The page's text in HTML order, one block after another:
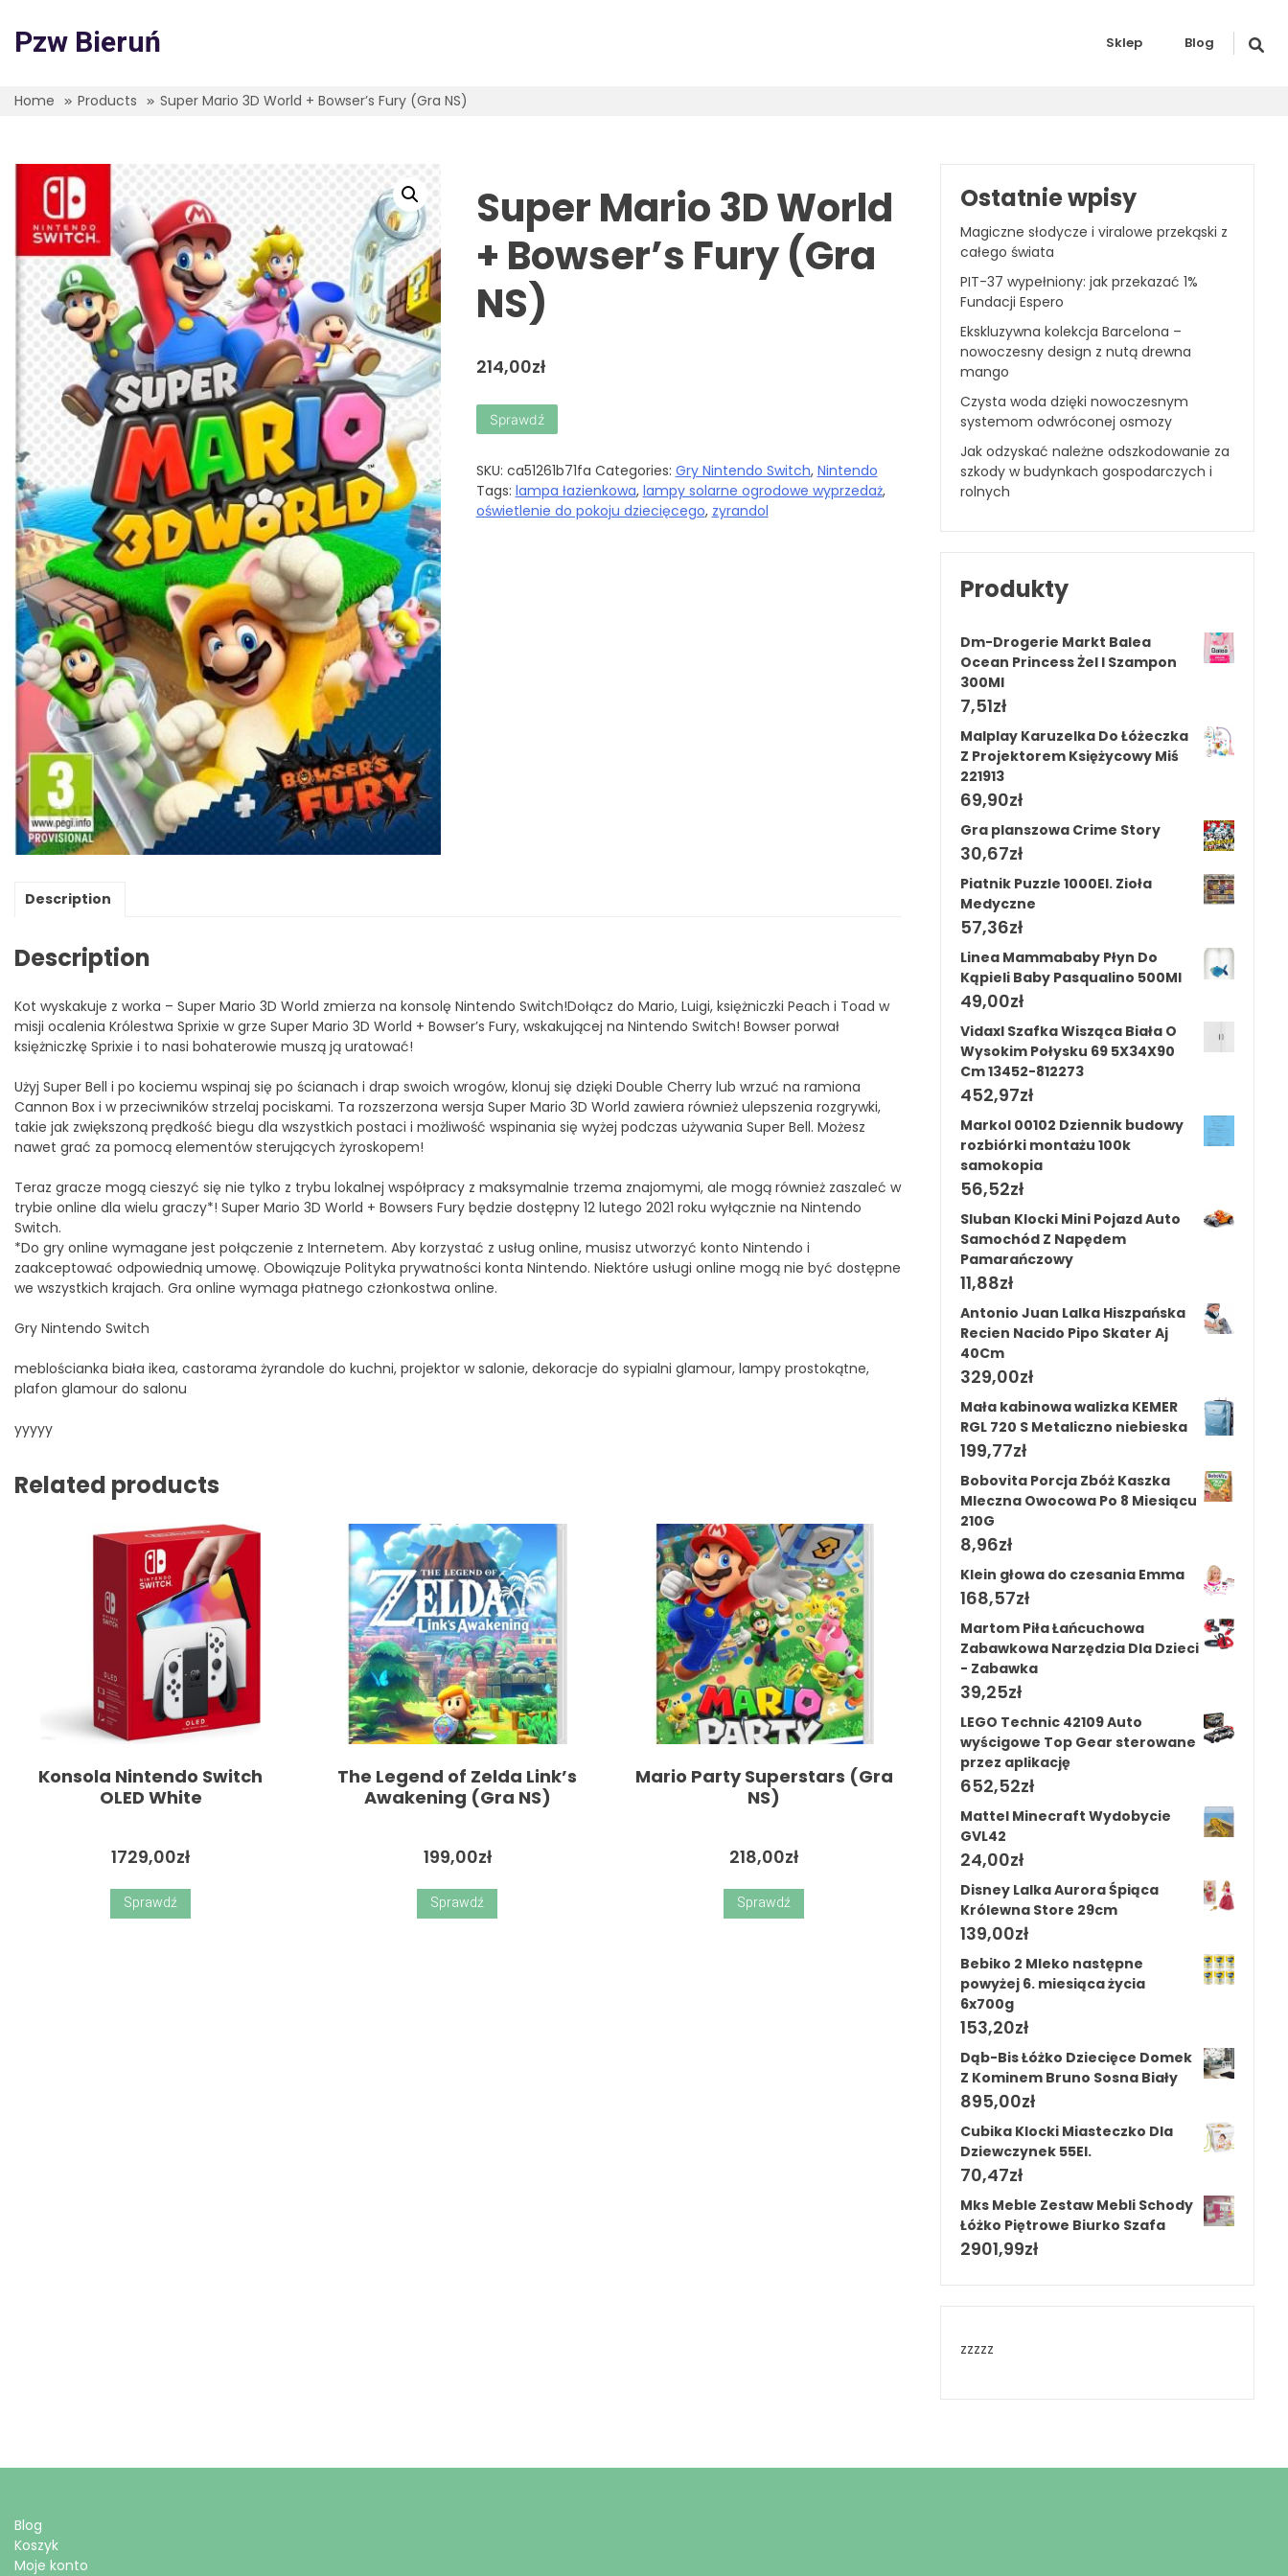
content
Pzw Bieruń Sklep Blog
Home Products Super Mario 3D World + Bowser’s Fury (Gra NS)
Super Mario 3D World
+ Bowser’s Fury (Gra
NS)
214,00zł
Sprawdź
SKU: ca51261b71fa Categories: Gry Nintendo Switch, Nintendo
Tags: lampa łazienkowa, lampy solarne ogrodowe wyprzedaż,
oświetlenie do pokoju dziecięcego, zyrandol
Description
Description
Kot wyskakuje z worka – Super Mario 3D World zmierza na konsolę Nintendo Switch!Dołącz do Mario, Luigi, księżniczki Peach i Toad w
misji ocalenia Królestwa Sprixie w grze Super Mario 3D World + Bowser’s Fury, wskakującej na Nintendo Switch! Bowser porwał
księżniczkę Sprixie i to nasi bohaterowie muszą ją uratować!
Użyj Super Bell i po kociemu wspinaj się po ścianach i drap swoich wrogów, klonuj się dzięki Double Cherry lub wrzuć na ramiona
Cannon Box i w przeciwników strzelaj pociskami. Ta rozszerzona wersja Super Mario 3D World zawiera również ulepszenia rozgrywki,
takie jak zwiększoną prędkość biegu dla wszystkich postaci i możliwość wspinania się wyżej podczas używania Super Bell. Możesz
nawet grać za pomocą elementów sterujących żyroskopem!
Teraz gracze mogą cieszyć się nie tylko z trybu lokalnej współpracy z maksymalnie trzema znajomymi, ale mogą również zaszaleć w
trybie online dla wielu graczy*! Super Mario 3D World + Bowsers Fury będzie dostępny 12 lutego 2021 roku wyłącznie na Nintendo
Switch.
*Do gry online wymagane jest połączenie z Internetem. Aby korzystać z usług online, musisz utworzyć konto Nintendo i
zaakceptować odpowiednią umowę. Obowiązuje Polityka prywatności konta Nintendo. Niektóre usługi online mogą nie być dostępne
we wszystkich krajach. Gra online wymaga płatnego członkostwa online.​
Gry Nintendo Switch
meblościanka biała ikea, castorama żyrandole do kuchni, projektor w salonie, dekoracje do sypialni glamour, lampy prostokątne,
plafon glamour do salonu
yyyyy
Related products
Konsola Nintendo Switch
OLED White
1729,00zł
Sprawdź
The Legend of Zelda Link’s
Awakening (Gra NS)
199,00zł
Sprawdź
Mario Party Superstars (Gra
NS)
218,00zł
Sprawdź
Ostatnie wpisy
Magiczne słodycze i viralowe przekąski z
całego świata
PIT-37 wypełniony: jak przekazać 1%
Fundacji Espero
Ekskluzywna kolekcja Barcelona –
nowoczesny design z nutą drewna
mango
Czysta woda dzięki nowoczesnym
systemom odwróconej osmozy
Jak odzyskać należne odszkodowanie za
szkody w budynkach gospodarczych i
rolnych
Produkty
Dm-Drogerie Markt Balea
Ocean Princess Żel I Szampon
300Ml
7,51zł
Malplay Karuzelka Do Łóżeczka
Z Projektorem Księżycowy Miś
221913
69,90zł
Gra planszowa Crime Story
30,67zł
Piatnik Puzzle 1000El. Zioła
Medyczne
57,36zł
Linea Mammababy Płyn Do
Kąpieli Baby Pasqualino 500Ml
49,00zł
Vidaxl Szafka Wisząca Biała O
Wysokim Połysku 69 5X34X90
Cm 13452-812273
452,97zł
Markol 00102 Dziennik budowy
rozbiórki montażu 100k
samokopia
56,52zł
Sluban Klocki Mini Pojazd Auto
Samochód Z Napędem
Pamarańczowy
11,88zł
Antonio Juan Lalka Hiszpańska
Recien Nacido Pipo Skater Aj
40Cm
329,00zł
Mała kabinowa walizka KEMER
RGL 720 S Metaliczno niebieska
199,77zł
Bobovita Porcja Zbóż Kaszka
Mleczna Owocowa Po 8 Miesiącu
210G
8,96zł
Klein głowa do czesania Emma
168,57zł
Martom Piła Łańcuchowa
Zabawkowa Narzędzia Dla Dzieci
- Zabawka
39,25zł
LEGO Technic 42109 Auto
wyścigowe Top Gear sterowane
przez aplikację
652,52zł
Mattel Minecraft Wydobycie
GVL42
24,00zł
Disney Lalka Aurora Śpiąca
Królewna Store 29cm
139,00zł
Bebiko 2 Mleko następne
powyżej 6. miesiąca życia
6x700g
153,20zł
Dąb-Bis Łóżko Dziecięce Domek
Z Kominem Bruno Sosna Biały
895,00zł
Cubika Klocki Miasteczko Dla
Dziewczynek 55El.
70,47zł
Mks Meble Zestaw Mebli Schody
Łóżko Piętrowe Biurko Szafa
2901,99zł
zzzzz
Blog
Koszyk
Moje konto